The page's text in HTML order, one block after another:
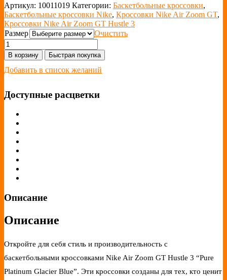
Артикул: 10011019 Категории: Баскетбольные кроссовки,
Баскетбольные кроссовки Nike, Кроссовки Nike Air Zoom GT,
Кроссовки Nike Air Zoom GT Hustle 3
Размер
Очистить
В корзину Быстрая покупка
Добавить в список желаний
Доступные расцветки
Описание
Описание
Откройте для себя стиль и производительность с
баскетбольными кроссовками Nike Air Zoom GT Hustle 3 “Pure
Platinum Glacier Blue”. Эти кроссовки созданы для тех, кто ценит